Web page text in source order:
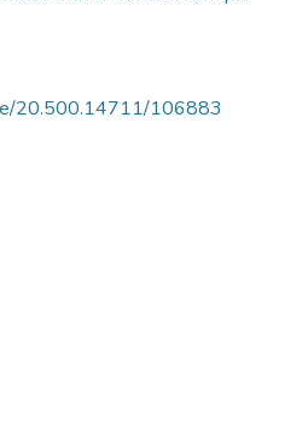
20.500.14711/106883